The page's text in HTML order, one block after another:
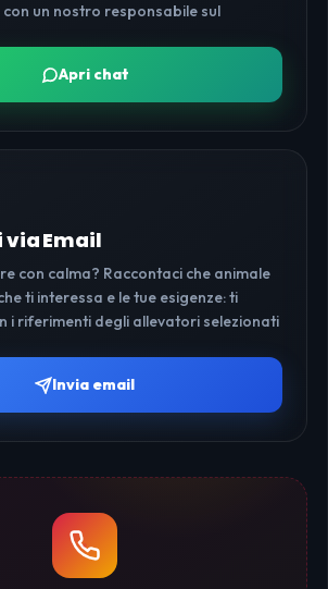
un nostro responsabile sul
Apri chat
Email
con calma? Raccontaci che animale
ti interessa e le tue esigenze: ti
i riferimenti degli allevatori selezionati
Invia email